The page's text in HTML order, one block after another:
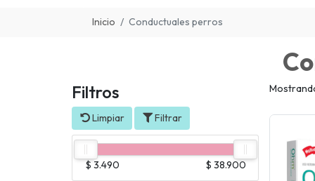
Inicio Conductuales perros
Filtros
Limpiar Filtrar
$ 3.490 $ 38.900